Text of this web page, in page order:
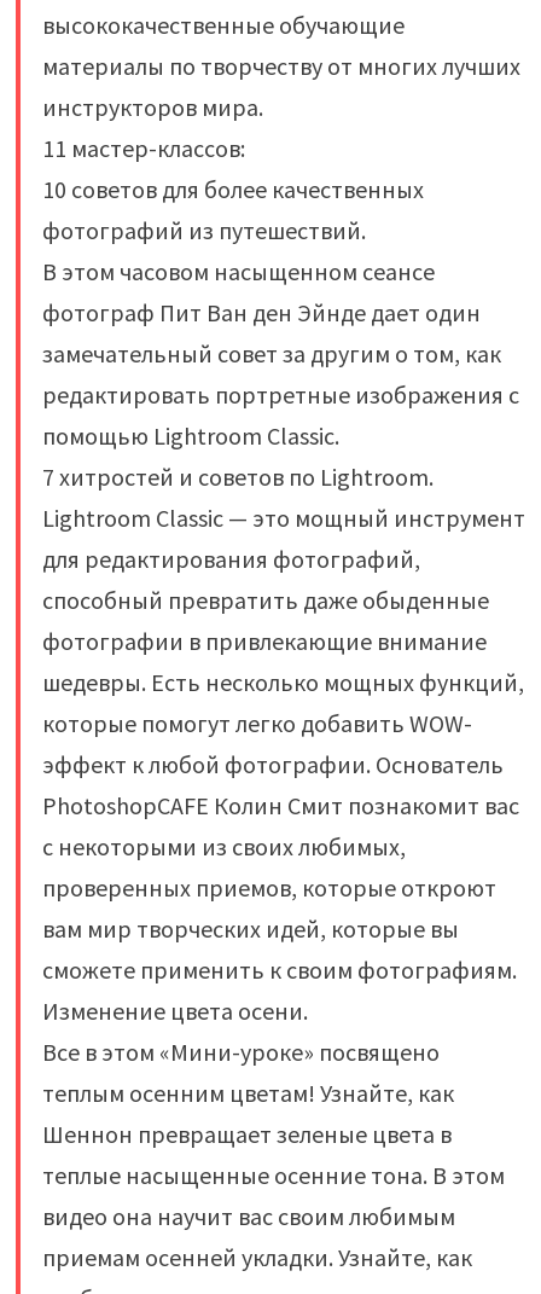
высококачественные обучающие
материалы по творчеству от многих лучших
инструкторов мира.
11 мастер-классов:
10 советов для более качественных
фотографий из путешествий.
В этом часовом насыщенном сеансе
фотограф Пит Ван ден Эйнде дает один
замечательный совет за другим о том, как
редактировать портретные изображения с
помощью Lightroom Classic.
7 хитростей и советов по Lightroom.
Lightroom Classic — это мощный инструмент
для редактирования фотографий,
способный превратить даже обыденные
фотографии в привлекающие внимание
шедевры. Есть несколько мощных функций,
которые помогут легко добавить WOW-
эффект к любой фотографии. Основатель
PhotoshopCAFE Колин Смит познакомит вас
с некоторыми из своих любимых,
проверенных приемов, которые откроют
вам мир творческих идей, которые вы
сможете применить к своим фотографиям.
Изменение цвета осени.
Все в этом «Мини-уроке» посвящено
теплым осенним цветам! Узнайте, как
Шеннон превращает зеленые цвета в
теплые насыщенные осенние тона. В этом
видео она научит вас своим любимым
приемам осенней укладки. Узнайте, как